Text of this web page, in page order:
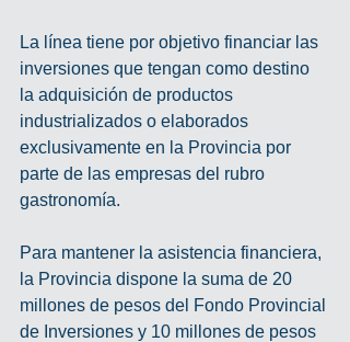
La línea tiene por objetivo financiar las
inversiones que tengan como destino
la adquisición de productos
industrializados o elaborados
exclusivamente en la Provincia por
parte de las empresas del rubro
gastronomía.
Para mantener la asistencia financiera,
la Provincia dispone la suma de 20
millones de pesos del Fondo Provincial
de Inversiones y 10 millones de pesos